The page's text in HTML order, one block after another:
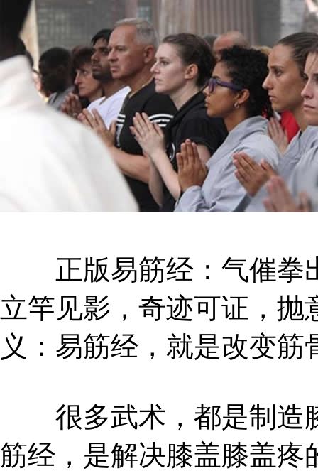
正版易筋经：气催拳
立竿见影，奇迹可证，
义：易筋经，就是改变筋
很多武术，都是制造
筋经，是解决膝盖膝盖疼